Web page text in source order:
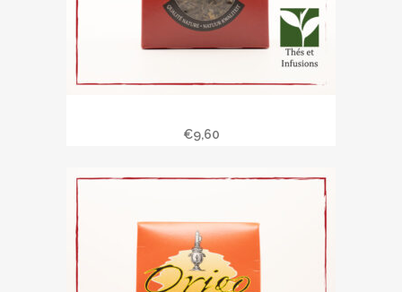
€9,60